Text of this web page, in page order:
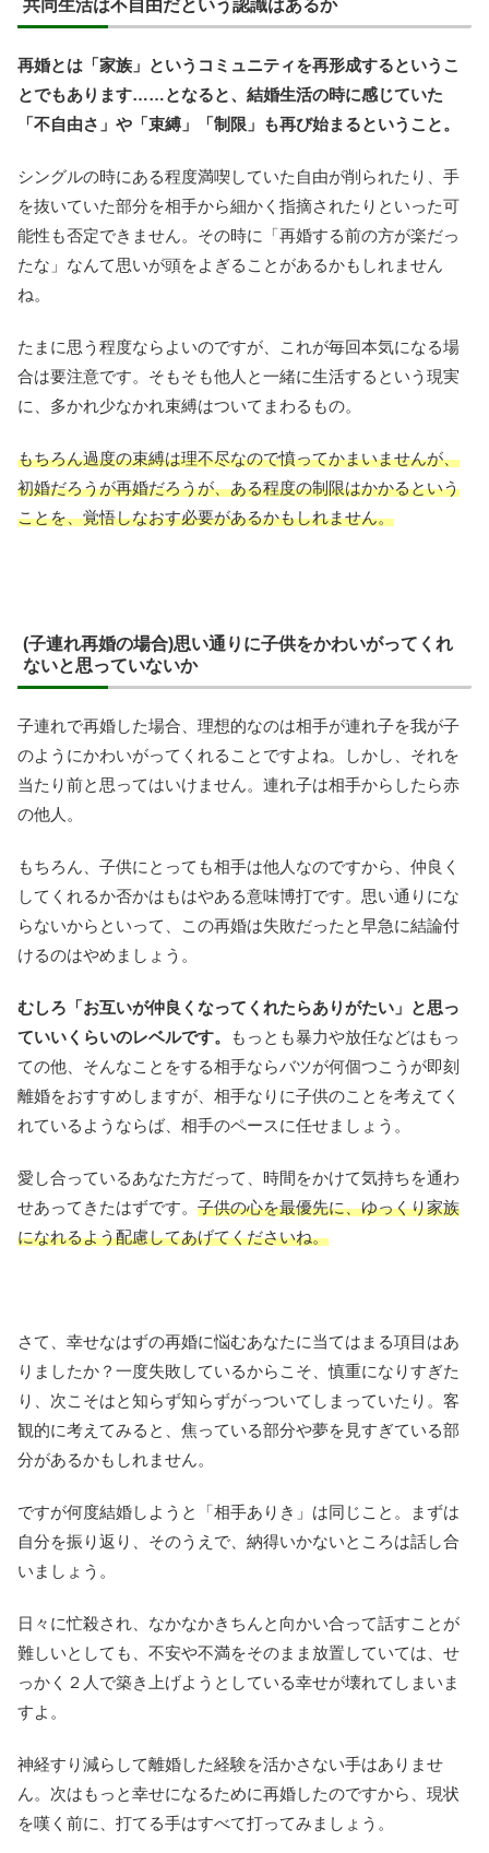
共同生活は不自由だという認識はあるか
再婚とは「家族」というコミュニティを再形成するというこ
とでもあります……となると、結婚生活の時に感じていた
「不自由さ」や「束縛」「制限」も再び始まるということ。
シングルの時にある程度満喫していた自由が削られたり、手
を抜いていた部分を相手から細かく指摘されたりといった可
能性も否定できません。その時に「再婚する前の方が楽だっ
たな」なんて思いが頭をよぎることがあるかもしれません
ね。
たまに思う程度ならよいのですが、これが毎回本気になる場
合は要注意です。そもそも他人と一緒に生活するという現実
に、多かれ少なかれ束縛はついてまわるもの。
もちろん過度の束縛は理不尽なので憤ってかまいませんが、
初婚だろうが再婚だろうが、ある程度の制限はかかるという
ことを、覚悟しなおす必要があるかもしれません。
(子連れ再婚の場合)思い通りに子供をかわいがってくれ
ないと思っていないか
子連れで再婚した場合、理想的なのは相手が連れ子を我が子
のようにかわいがってくれることですよね。しかし、それを
当たり前と思ってはいけません。連れ子は相手からしたら赤
の他人。
もちろん、子供にとっても相手は他人なのですから、仲良く
してくれるか否かはもはやある意味博打です。思い通りにな
らないからといって、この再婚は失敗だったと早急に結論付
けるのはやめましょう。
むしろ「お互いが仲良くなってくれたらありがたい」と思っ
ていいくらいのレベルです。
もっとも暴力や放任などはもっ
ての他、そんなことをする相手ならバツが何個つこうが即刻
離婚をおすすめしますが、相手なりに子供のことを考えてく
れているようならば、相手のペースに任せましょう。
愛し合っているあなた方だって、時間をかけて気持ちを通わ
せあってきたはずです。 子供の心を最優先に、ゆっくり家族
になれるよう配慮してあげてくださいね。
さて、幸せなはずの再婚に悩むあなたに当てはまる項目はあ
りましたか？一度失敗しているからこそ、慎重になりすぎた
り、次こそはと知らず知らずがっついてしまっていたり。客
観的に考えてみると、焦っている部分や夢を見すぎている部
分があるかもしれません。
ですが何度結婚しようと「相手ありき」は同じこと。まずは
自分を振り返り、そのうえで、納得いかないところは話し合
いましょう。
日々に忙殺され、なかなかきちんと向かい合って話すことが
難しいとしても、不安や不満をそのまま放置していては、せ
っかく２人で築き上げようとしている幸せが壊れてしまいま
すよ。
神経すり減らして離婚した経験を活かさない手はありませ
ん。次はもっと幸せになるために再婚したのですから、現状
を嘆く前に、打てる手はすべて打ってみましょう。